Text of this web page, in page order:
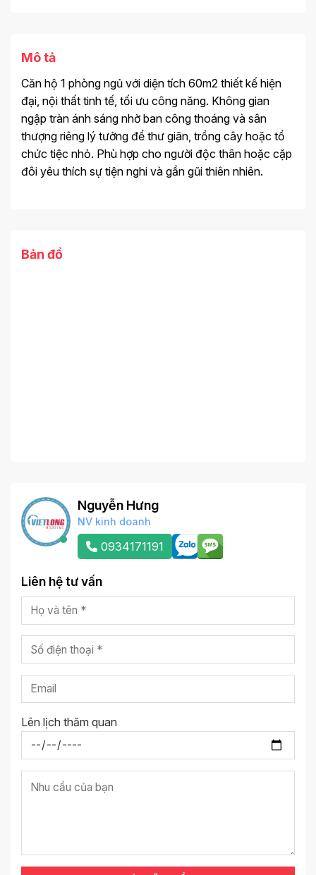
Mô tả
Căn hộ 1 phòng ngủ với diện tích 60m2 thiết kế hiện
đại, nội thất tinh tế, tối ưu công năng. Không gian
ngập tràn ánh sáng nhờ ban công thoáng và sân
thượng riêng lý tưởng để thư giãn, trồng cây hoặc tổ
chức tiệc nhỏ. Phù hợp cho người độc thân hoặc cặp
đôi yêu thích sự tiện nghi và gần gũi thiên nhiên.
Bản đồ
Nguyễn Hưng
NV kinh doanh
0934171191
Liên hệ tư vấn
Lên lịch thăm quan